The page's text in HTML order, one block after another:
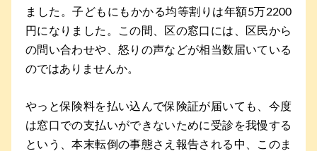
ました。子どもにもかかる均等割りは年額5万2200
円になりました。この間、区の窓口には、区民から
の問い合わせや、怒りの声などが相当数届いている
のではありませんか。
やっと保険料を払い込んで保険証が届いても、今度
は窓口での支払いができないために受診を我慢する
という、本末転倒の事態さえ報告される中、このま